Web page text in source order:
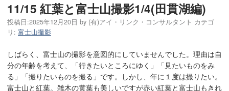
11/15 紅葉と富士山撮影1/4(田貫湖編)
投稿日:2025年12月20日 by (有)アイ・リンク・コンサルタント カテゴ
リ: 富士山撮影
しばらく、富士山の撮影を意図的にしていませんでした。理由は自
分の年齢を考えて、「行きたいところにゆく」「見たいものをみ
る」「撮りたいものを撮る」です。しかし、年に１度は撮りたい。
富士山と紅葉。雑木の黄葉も美しいですが赤い紅葉と富士山もきれ